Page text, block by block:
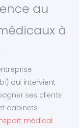
au
à
qui intervient
ses clients
cabinets
médical